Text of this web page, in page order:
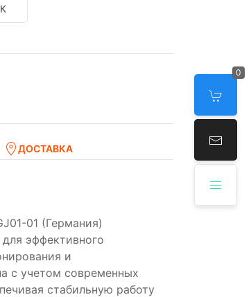
0
ДОСТАВКА
01 (Германия)
эффективного
и
с учетом современных
стабильную работу